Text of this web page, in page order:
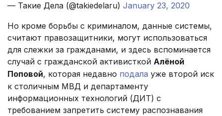
— Такие Дела (@takiedelaru) January 23, 2020
Но кроме борьбы с криминалом, данные системы,
считают правозащитники, могут использоваться
для слежки за гражданами, и здесь вспоминается
случай с гражданской активисткой Алёной
Поповой, которая недавно подала уже второй иск
к столичным МВД и департаменту
информационных технологий (ДИТ) с
требованием запретить систему распознавания